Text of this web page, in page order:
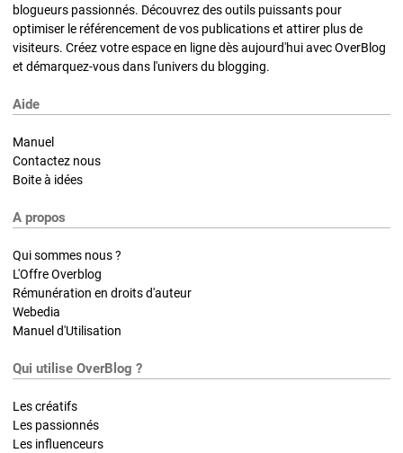
blogueurs passionnés. Découvrez des outils puissants pour
optimiser le référencement de vos publications et attirer plus de
visiteurs. Créez votre espace en ligne dès aujourd'hui avec OverBlog
et démarquez-vous dans l'univers du blogging.
Aide
Manuel
Contactez nous
Boite à idées
A propos
Qui sommes nous ?
L'Offre Overblog
Rémunération en droits d'auteur
Webedia
Manuel d'Utilisation
Qui utilise OverBlog ?
Les créatifs
Les passionnés
Les influenceurs